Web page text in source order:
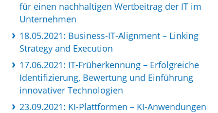
für einen nachhaltigen Wertbeitrag der IT im
Unternehmen
18.05.2021: Business-IT-Alignment – Linking
Strategy and Execution
17.06.2021: IT-Früherkennung – Erfolgreiche
Identifizierung, Bewertung und Einführung
innovativer Technologien
23.09.2021: KI-Plattformen – KI-Anwendungen